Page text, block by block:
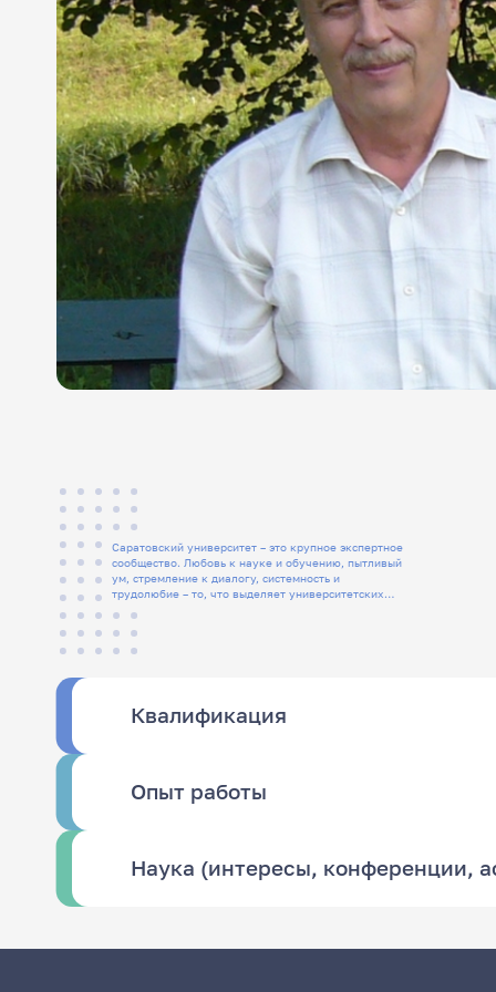
Саратовский университет – это крупное экспертное
сообщество. Любовь к науке и обучению, пытливый
ум, стремление к диалогу, системность и
трудолюбие – то, что выделяет университетских
Квалификация
Опыт работы
Наука (интересы, конференции,